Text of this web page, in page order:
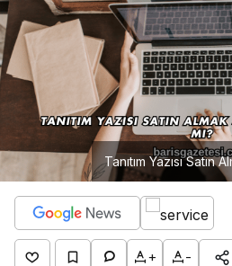
Tanıtım Yazısı
+ -